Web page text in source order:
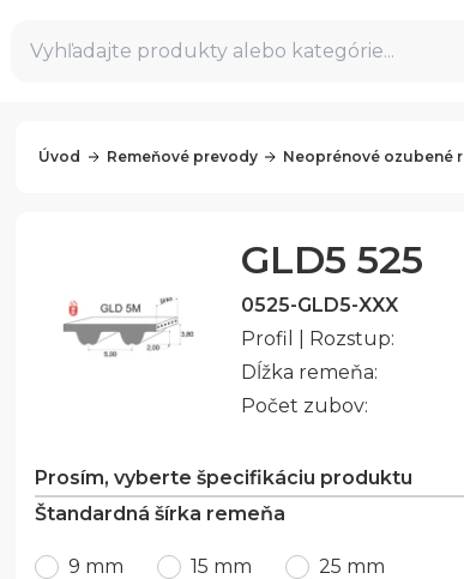
Vyhľadajte produkty alebo kategórie...
Úvod Remeňové prevody Neoprénové ozubené
GLD5 525
0525-GLD5-XXX
Profil | Rozstup:
Dĺžka remeňa:
Počet zubov:
Prosím, vyberte špecifikáciu produktu
Štandardná šírka remeňa
9 mm 15 mm 25 mm